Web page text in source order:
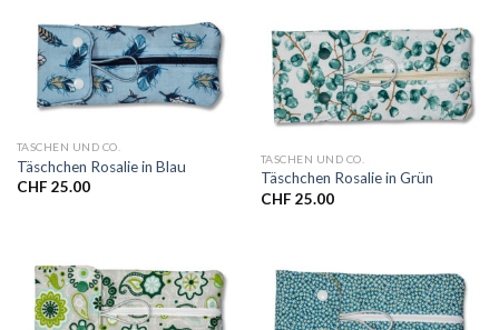
TASCHEN UND CO.
Täschchen Rosalie in Blau
CHF 25.00
TASCHEN UND CO.
Täschchen Rosalie in Grün
CHF 25.00